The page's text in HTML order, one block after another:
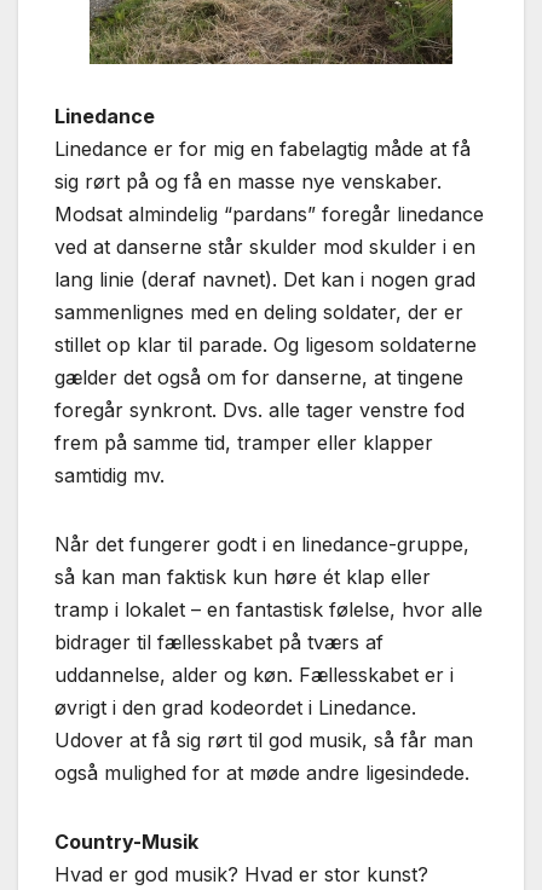
Linedance
Linedance er for mig en fabelagtig måde at få
sig rørt på og få en masse nye venskaber.
Modsat almindelig “pardans” foregår linedance
ved at danserne står skulder mod skulder i en
lang linie (deraf navnet). Det kan i nogen grad
sammenlignes med en deling soldater, der er
stillet op klar til parade. Og ligesom soldaterne
gælder det også om for danserne, at tingene
foregår synkront. Dvs. alle tager venstre fod
frem på samme tid, tramper eller klapper
samtidig mv.
Når det fungerer godt i en linedance-gruppe,
så kan man faktisk kun høre ét klap eller
tramp i lokalet – en fantastisk følelse, hvor alle
bidrager til fællesskabet på tværs af
uddannelse, alder og køn. Fællesskabet er i
øvrigt i den grad kodeordet i Linedance.
Udover at få sig rørt til god musik, så får man
også mulighed for at møde andre ligesindede.
Country-Musik
Hvad er god musik? Hvad er stor kunst?